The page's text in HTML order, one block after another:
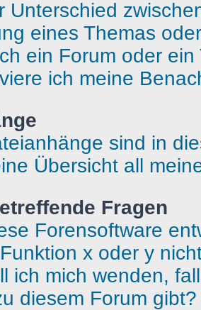
Unterschied
eines Themas
ein Forum oder
ich meine
sind in
Übersicht all
Fragen
Forensoftware
x oder y
ich mich wenden,
diesem Forum gibt?